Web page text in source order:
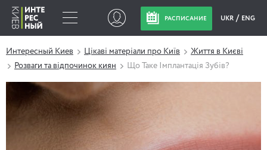
РАСПИСАНИЕ UKR ENG
Интересный Киев Цікаві матеріали про Київ
Життя в Києві
Розваги та відпочинок киян
Що Таке Імплантація Зубів?